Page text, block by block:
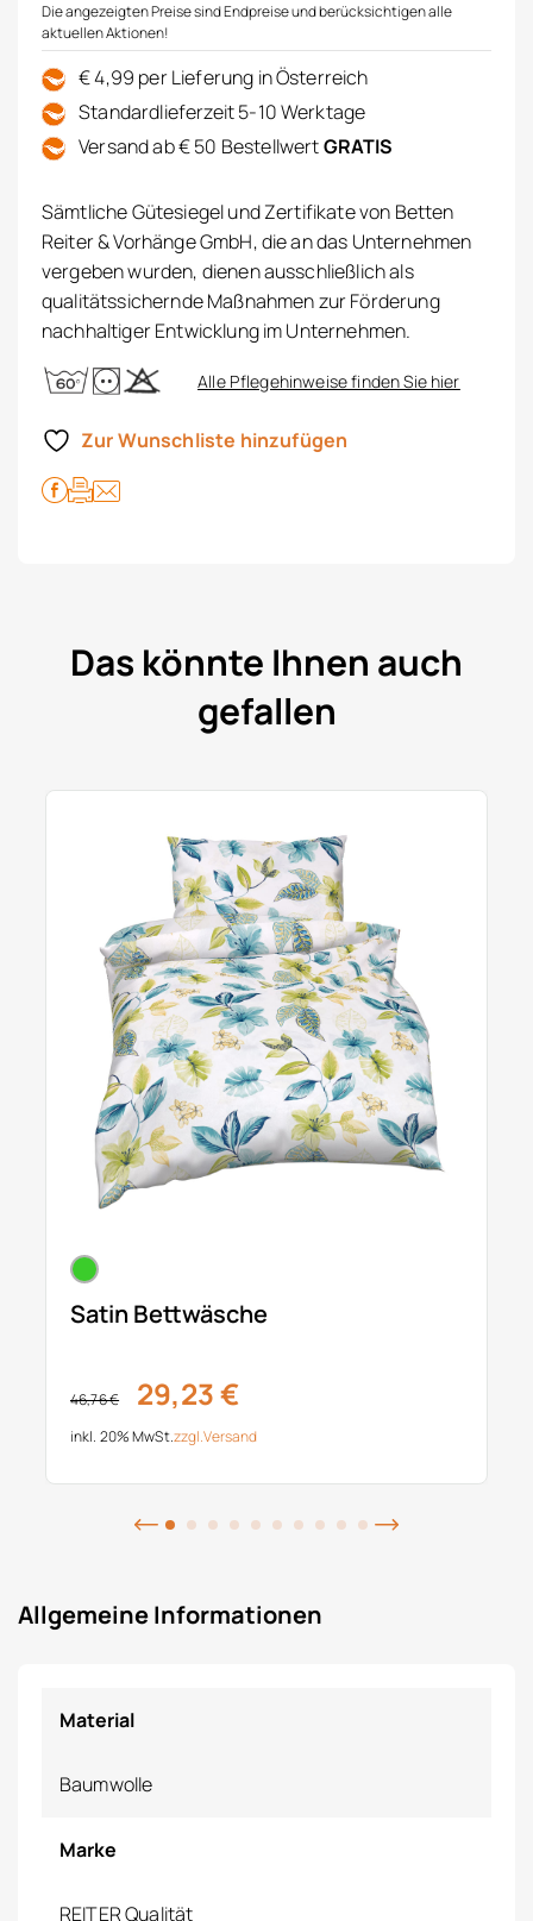
Die angezeigten Preise sind Endpreise und berücksichtigen alle
aktuellen Aktionen!
€ 4,99 per Lieferung in Österreich
Standardlieferzeit 5-10 Werktage
Versand ab € 50 BestellwertGRATIS
Sämtliche Gütesiegel und Zertifikate von Betten
Reiter & Vorhänge GmbH, die an das Unternehmen
vergeben wurden, dienen ausschließlich als
qualitätssichernde Maßnahmen zur Förderung
nachhaltiger Entwicklung im Unternehmen.
Alle Pflegehinweise finden Sie hier
Zur Wunschliste hinzufügen
Das könnte Ihnen auch
gefallen
Satin Bettwäsche
46,76 € 29,23 €
inkl. 20% MwSt.zzgl.Versand
Allgemeine Informationen
Material
Baumwolle
Marke
REITER Qualität